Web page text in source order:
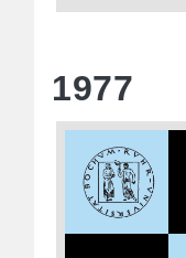
1977